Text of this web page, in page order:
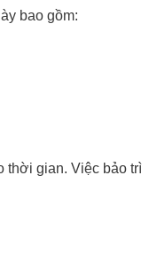
bao gồm:
thời gian. Việc bảo trì